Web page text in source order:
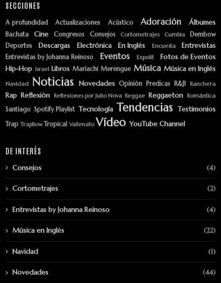
SECCIONES
A profundidad Actualizaciones Acústico Adoración Álbumes
Bachata Cine Congresos Consejos Cortometrajes Cumbia
Dembow
Deportes
Descargas Electrónica En Inglés Encuesta Entrevistas
Entrevistas by Johanna Reinoso Eventos Expolit
Fotos de Eventos
Hip-Hop Israel Libros Mariachi Merengue Música Música en Inglés
Navidad Noticias Novedades Opinión Predicas R&B Ranchera
Rap Reflexión Reflexiones por Julio Nova Reggae Reggaeton Romántica
Santiago Spotify Playlist Tecnología Tendencias Testimonios
Trap TrapBow Tropical Vallenato Vídeo YouTube Channel
DE INTERÉS
Consejos (4)
Cortometrajes (2)
Entrevistas by Johanna Reinoso (4)
Música en Inglés (22)
Navidad (1)
Novedades (44)